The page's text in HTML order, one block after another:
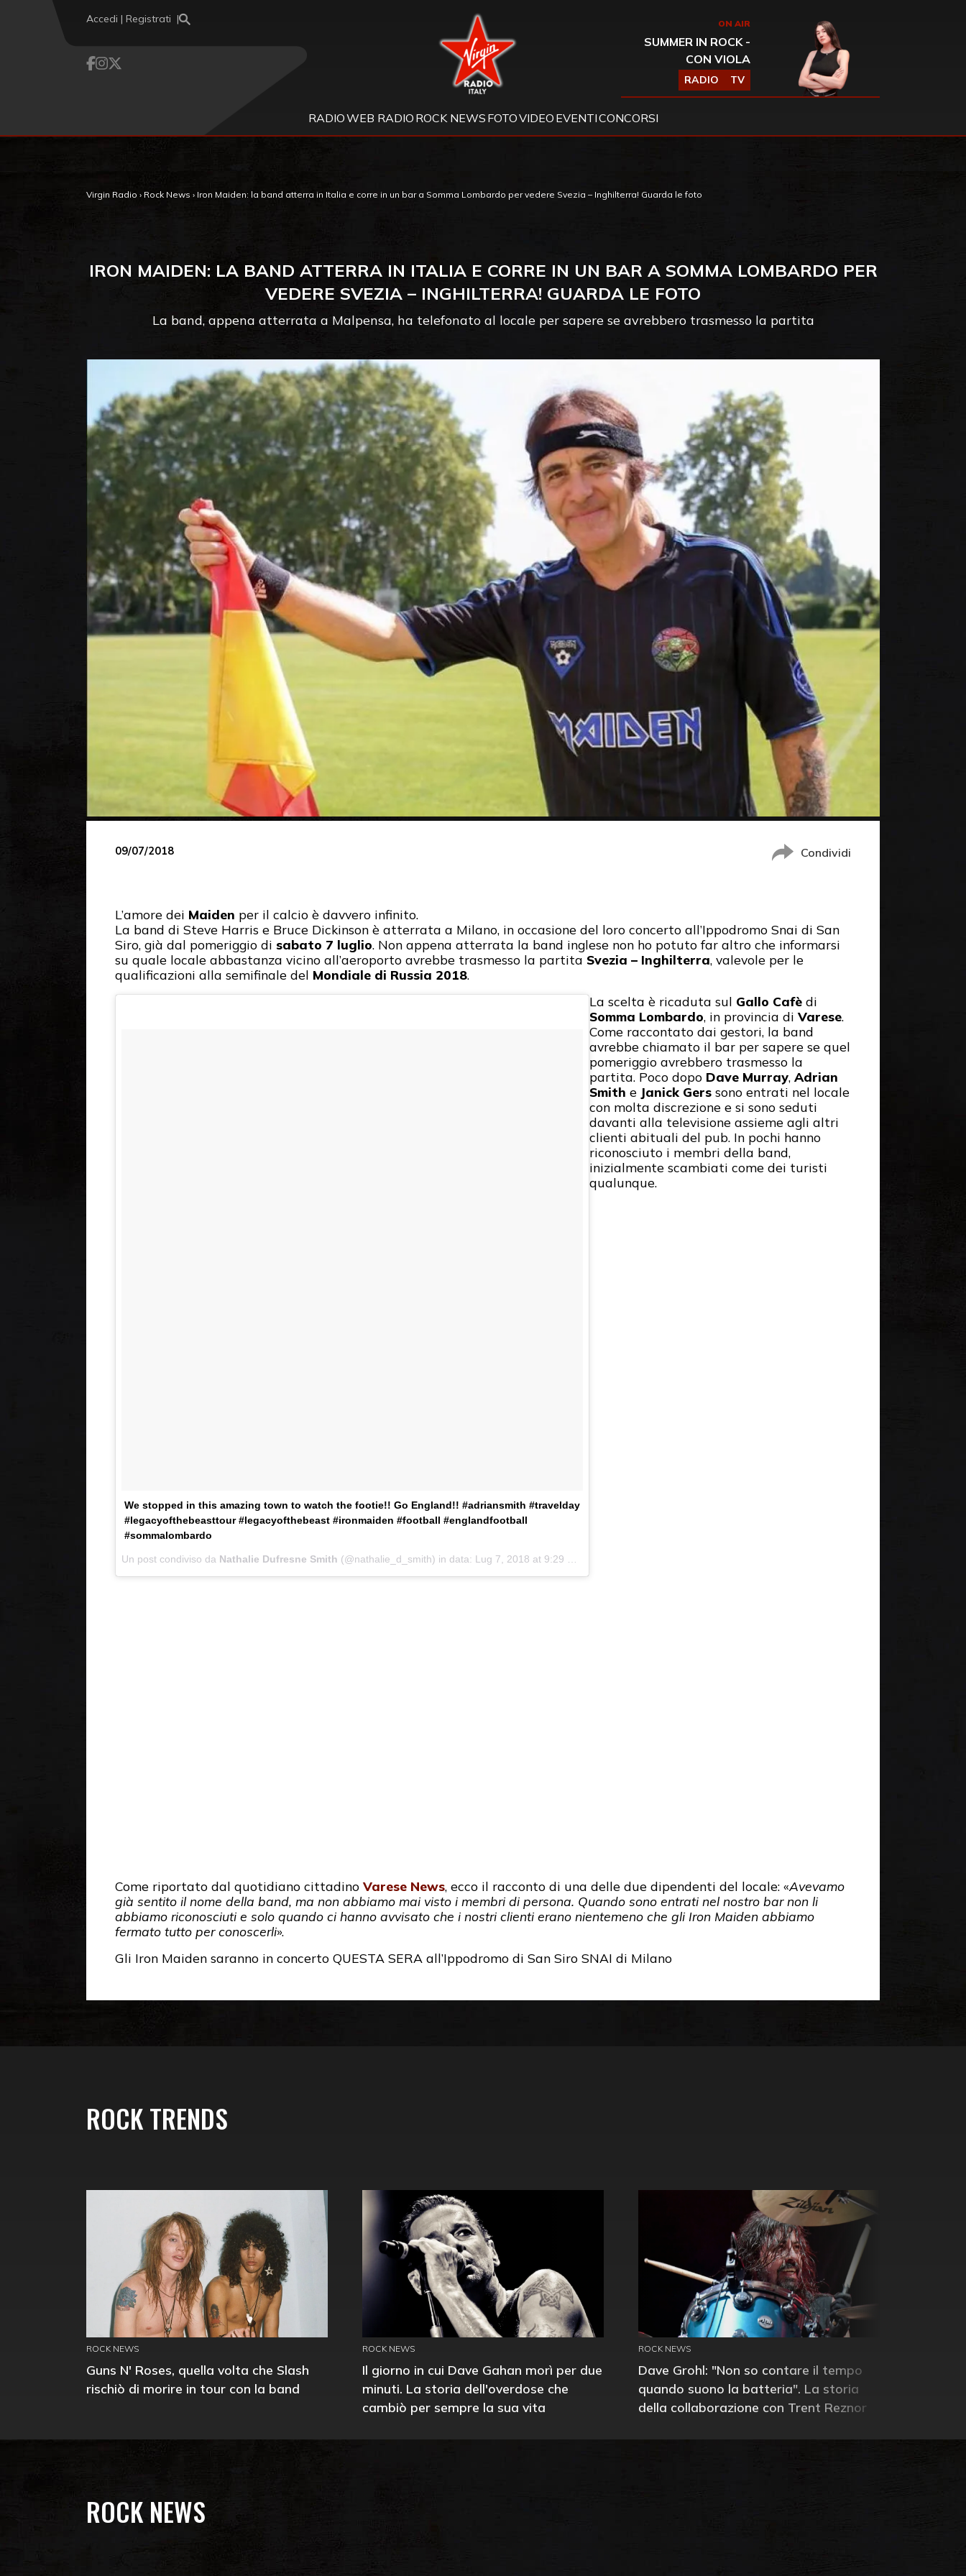
Accedi | Registrati Virgin Radio ON AIR
SUMMER IN ROCK -
CON VIOLA
RADIO TV
RADIOWEB RADIO ROCK NEWS FOTOVIDEO EVENTICONCORSI
Virgin Radio › Rock News › Iron Maiden: la band atterra in Italia e corre in un bar a Somma Lombardo per vedere Svezia – Inghilterra! Guarda le foto
IRON MAIDEN: LA BAND ATTERRA IN ITALIA E CORRE IN UN BAR A SOMMA LOMBARDO PER
VEDERE SVEZIA – INGHILTERRA! GUARDA LE FOTO
La band, appena atterrata a Malpensa, ha telefonato al locale per sapere se avrebbero trasmesso la partita
09/07/2018 Condividi
L’amore dei Maiden per il calcio è davvero infinito.
La band di Steve Harris e Bruce Dickinson è atterrata a Milano, in occasione del loro concerto all’Ippodromo Snai di San
Siro, già dal pomeriggio di sabato 7 luglio. Non appena atterrata la band inglese non ho potuto far altro che informarsi
su quale locale abbastanza vicino all’aeroporto avrebbe trasmesso la partita Svezia – Inghilterra, valevole per le
qualificazioni alla semifinale del Mondiale di Russia 2018.
We stopped in this amazing town to watch the footie!! Go England!! #adriansmith #travelday
#legacyofthebeasttour #legacyofthebeast #ironmaiden #football #englandfootball
#sommalombardo
Un post condiviso da Nathalie Dufresne Smith (@nathalie_d_smith) in data: Lug 7, 2018 at 9:29 PDT
La scelta è ricaduta sul Gallo Cafè di
Somma Lombardo, in provincia di Varese.
Come raccontato dai gestori, la band
avrebbe chiamato il bar per sapere se quel
pomeriggio avrebbero trasmesso la
partita. Poco dopo Dave Murray, Adrian
Smith e Janick Gers sono entrati nel locale
con molta discrezione e si sono seduti
davanti alla televisione assieme agli altri
clienti abituali del pub. In pochi hanno
riconosciuto i membri della band,
inizialmente scambiati come dei turisti
qualunque.
Come riportato dal quotidiano cittadino Varese News, ecco il racconto di una delle due dipendenti del locale: «Avevamo
già sentito il nome della band, ma non abbiamo mai visto i membri di persona. Quando sono entrati nel nostro bar non li
abbiamo riconosciuti e solo quando ci hanno avvisato che i nostri clienti erano nientemeno che gli Iron Maiden abbiamo
fermato tutto per conoscerli».
Gli Iron Maiden saranno in concerto QUESTA SERA all’Ippodromo di San Siro SNAI di Milano
ROCK TRENDS
ROCK NEWS
Guns N' Roses, quella volta che Slash
rischiò di morire in tour con la band
ROCK NEWS
Il giorno in cui Dave Gahan morì per due
minuti. La storia dell'overdose che
cambiò per sempre la sua vita
ROCK NEWS
Dave Grohl: "Non so contare il tempo
quando suono la batteria". La storia
della collaborazione con Trent Reznor
ROCK NEWS